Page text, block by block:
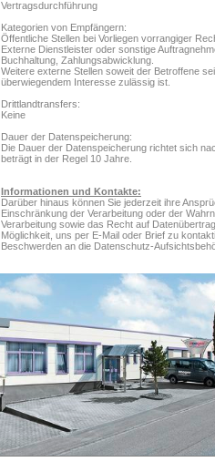
Vertragsdurchführung
Kategorien von Empfängern:
Öffentliche Stellen bei Vorliegen vorrangiger
Externe Dienstleister oder sonstige
Buchhaltung, Zahlungsabwicklung.
Weitere externe Stellen soweit der Betroffene
überwiegendem Interesse zulässig ist.
Drittlandtransfers:
Keine
Dauer der Datenspeicherung:
Die Dauer der Datenspeicherung richtet sich
beträgt in der Regel 10 Jahre.
Informationen und Kontakte:
Darüber hinaus können Sie jederzeit ihre
Einschränkung der Verarbeitung oder der
Verarbeitung sowie das Recht auf
Möglichkeit, uns per E-Mail oder Brief zu
Beschwerden an die Datenschutz-